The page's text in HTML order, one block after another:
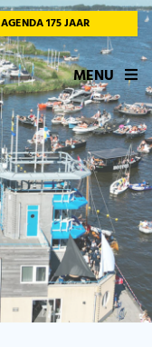
AGENDA 175 JAAR
MENU